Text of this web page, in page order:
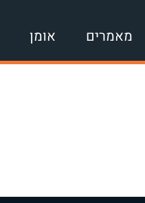
מאמרים אומן